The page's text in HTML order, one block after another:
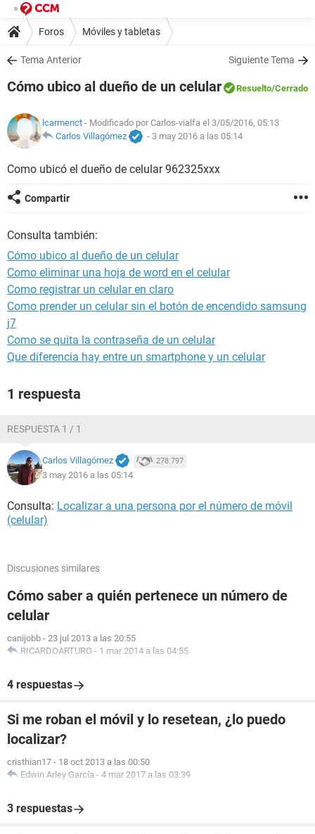
Foros Móviles y tabletas
Tema Anterior Siguiente Tema
Cómo ubico al dueño de un celular Resuelto/Cerrado
lcarmenct - Modificado por Carlos-vialfa el 3/05/2016, 05:13
Carlos Villagómez
- 3 may 2016 a las 05:14
Como ubicó el dueño de celular 962325xxx
Compartir
Consulta también:
Cómo ubico al dueño de un celular
Como eliminar una hoja de word en el celular
Como registrar un celular en claro
Como prender un celular sin el botón de encendido samsung
j7
Como se quita la contraseña de un celular
Que diferencia hay entre un smartphone y un celular
1 respuesta
RESPUESTA 1 / 1
Carlos Villagómez 278.797
3 may 2016 a las 05:14
Consulta: Localizar a una persona por el número de móvil
(celular)
Discusiones similares
Cómo saber a quién pertenece un número de
celular
canijobb - 23 jul 2013 a las 20:55
RICARDOARTURO - 1 mar 2014 a las 04:55
4 respuestas
Si me roban el móvil y lo resetean, ¿lo puedo
localizar?
cristhian17 - 18 oct 2013 a las 00:50
Edwin Arley García - 4 mar 2017 a las 03:39
3 respuestas